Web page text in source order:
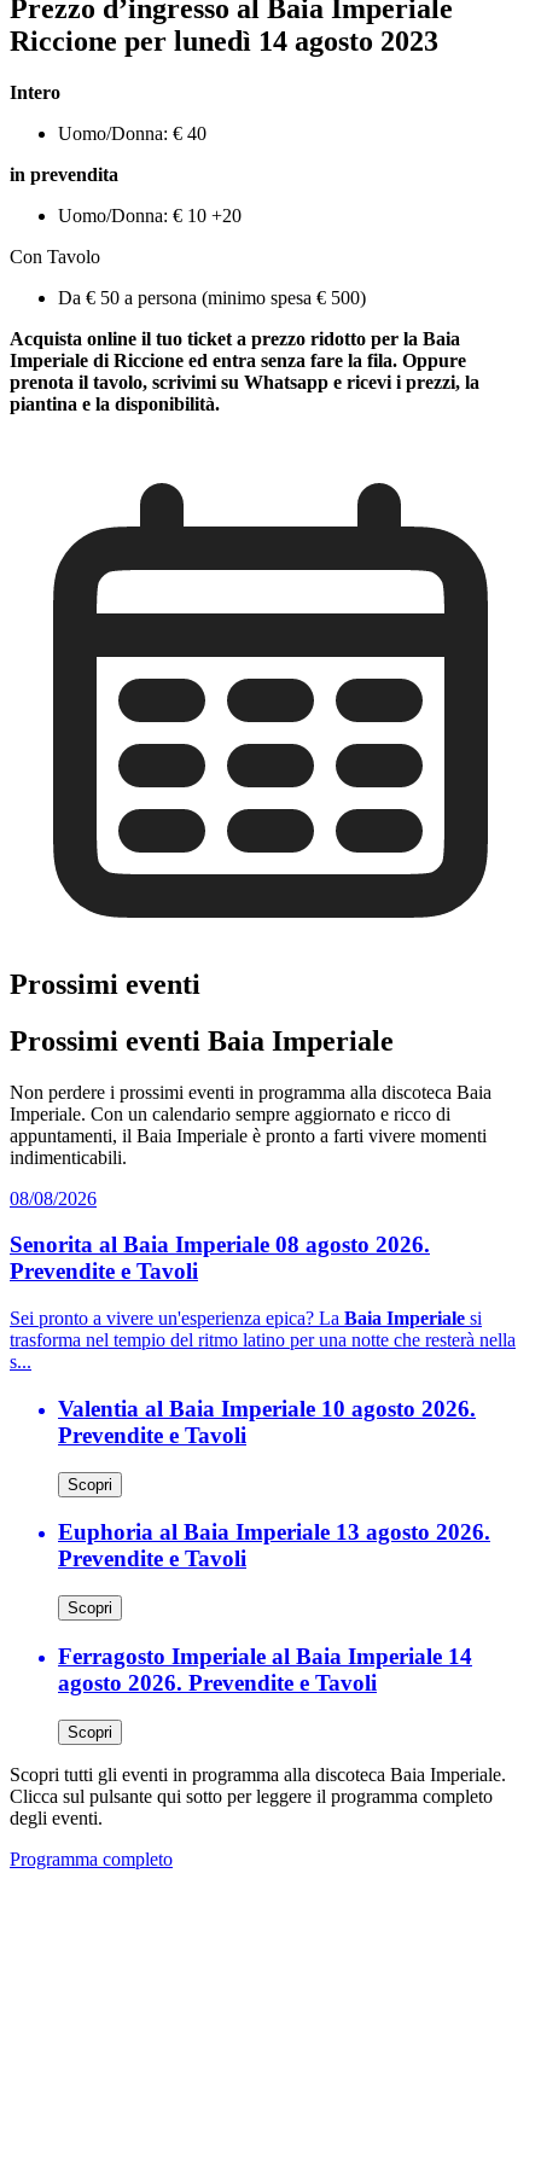
Prezzo d’ingresso al Baia Imperiale
Riccione per lunedì 14 agosto 2023
Intero
Uomo/Donna: € 40
in prevendita
Uomo/Donna: € 10 +20
Con Tavolo
Da € 50 a persona (minimo spesa € 500)
Acquista online il tuo ticket a prezzo ridotto per la Baia
Imperiale di Riccione ed entra senza fare la fila. Oppure
prenota il tavolo, scrivimi su Whatsapp e ricevi i prezzi, la
piantina e la disponibilità.
Prossimi eventi
Prossimi eventi Baia Imperiale
Non perdere i prossimi eventi in programma alla discoteca Baia
Imperiale. Con un calendario sempre aggiornato e ricco di
appuntamenti, il Baia Imperiale è pronto a farti vivere momenti
indimenticabili.
08/08/2026
Senorita al Baia Imperiale 08 agosto 2026.
Prevendite e Tavoli
Sei pronto a vivere un'esperienza epica? La Baia Imperiale si
trasforma nel tempio del ritmo latino per una notte che resterà nella
s...
Valentia al Baia Imperiale 10 agosto 2026.
Prevendite e Tavoli
Scopri
Euphoria al Baia Imperiale 13 agosto 2026.
Prevendite e Tavoli
Scopri
Ferragosto Imperiale al Baia Imperiale 14
agosto 2026. Prevendite e Tavoli
Scopri
Scopri tutti gli eventi in programma alla discoteca Baia Imperiale.
Clicca sul pulsante qui sotto per leggere il programma completo
degli eventi.
Programma completo